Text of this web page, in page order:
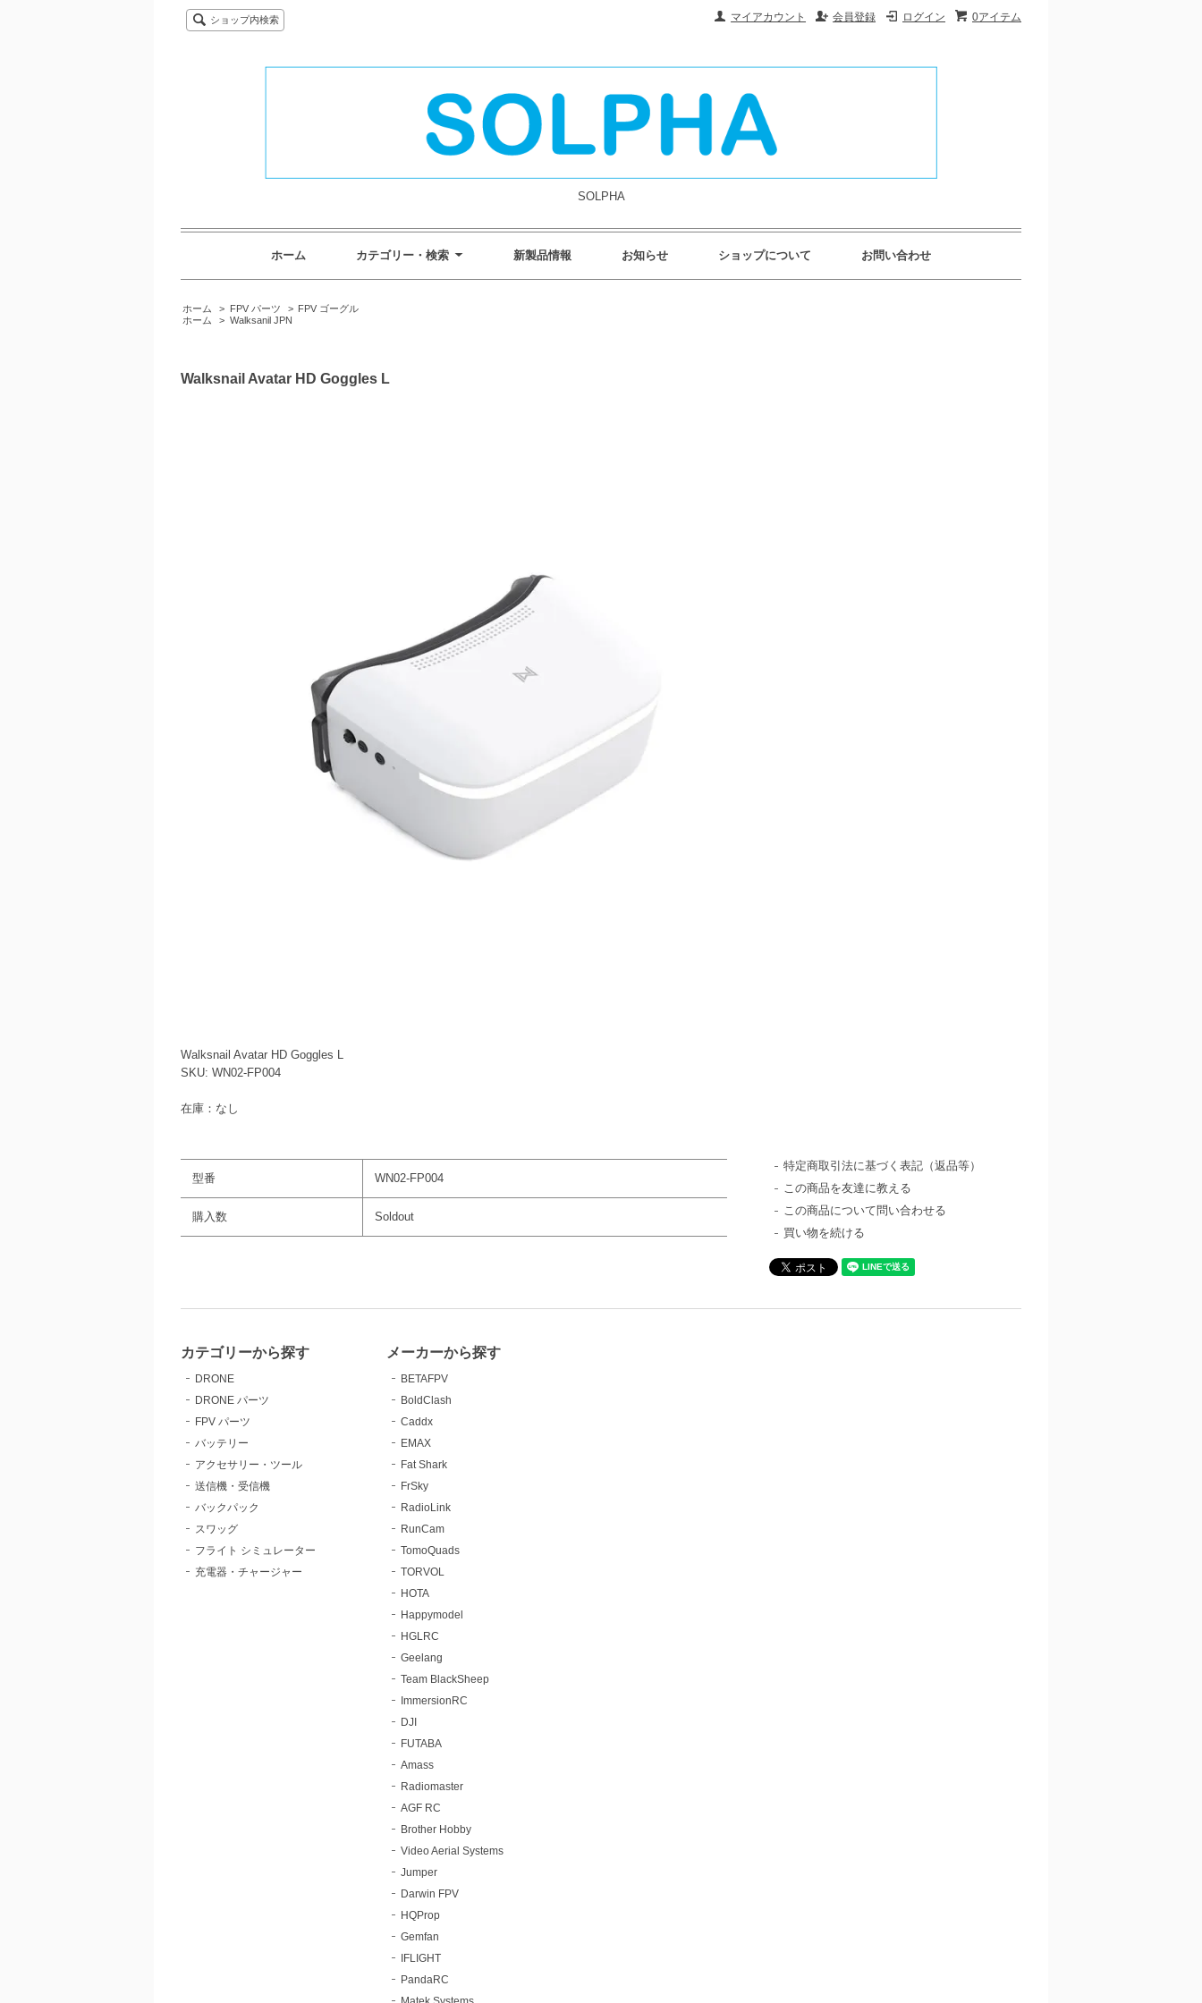
0アイテム
ログイン
会員登録
マイアカウント
ショップ内検索
SOLPHA
ホーム カテゴリー・検索 新製品情報 お知らせ ショップについて お問い合わせ
ホーム > FPV パーツ > FPV ゴーグル
ホーム
> Walksanil JPN
Walksnail Avatar HD Goggles L
Walksnail Avatar HD Goggles L
SKU: WN02-FP004
在庫：なし
型番 WN02-FP004
購入数 Soldout
特定商取引法に基づく表記（返品等）
この商品を友達に教える
この商品について問い合わせる
買い物を続ける
カテゴリーから探す
DRONE
DRONE パーツ
FPV パーツ
バッテリー
アクセサリー・ツール
送信機・受信機
バックパック
スワッグ
フライト シミュレーター
充電器・チャージャー
メーカーから探す
BETAFPV
BoldClash
Caddx
EMAX
Fat Shark
FrSky
RadioLink
RunCam
TomoQuads
TORVOL
HOTA
Happymodel
HGLRC
Geelang
Team BlackSheep
ImmersionRC
DJI
FUTABA
Amass
Radiomaster
AGF RC
Brother Hobby
Video Aerial Systems
Jumper
Darwin FPV
HQProp
Gemfan
IFLIGHT
PandaRC